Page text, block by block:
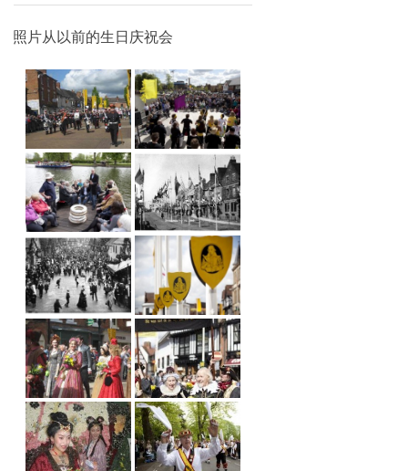
照片从以前的生日庆祝会